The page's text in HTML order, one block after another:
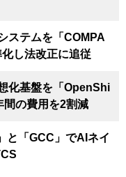
ステムを「COMPA
し法改正に追従
化基盤を「OpenShi
の費用を2割減
と「GCC」でAIネイ